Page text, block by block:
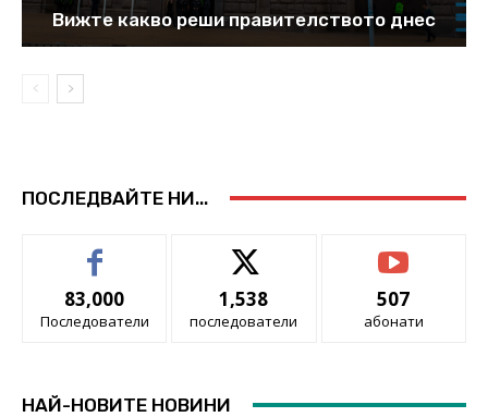
Вижте какво реши правителството днес
ПОСЛЕДВАЙТЕ НИ...
83,000
Последователи
1,538
последователи
507
абонати
НАЙ-НОВИТЕ НОВИНИ